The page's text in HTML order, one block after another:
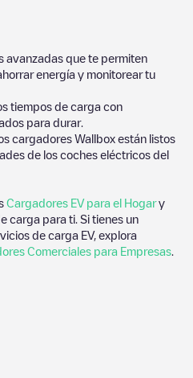
avanzadas que te permiten
energía y monitorear tu
tiempos de carga con
para durar.
cargadores Wallbox están listos
de los coches eléctricos del
Cargadores EV para el Hogary
carga para ti. Si tienes un
de carga EV, explora
Comerciales para Empresas